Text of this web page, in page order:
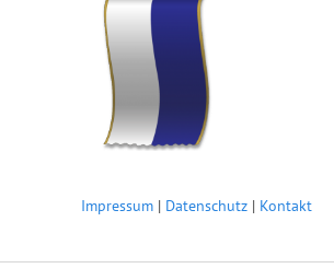
Impressum | Datenschutz | Kontakt